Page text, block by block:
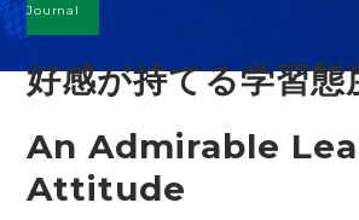
Journal
好感が持てる学習態
An Admirable
Attitude